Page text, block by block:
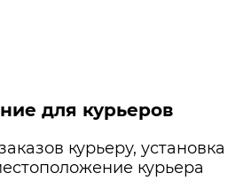
для курьеров
курьеру, установка
курьера